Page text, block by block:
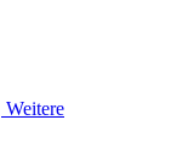
Weitere